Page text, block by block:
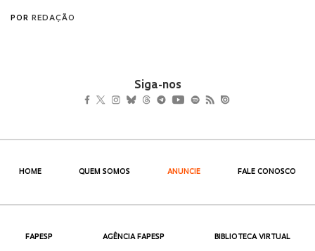
Siga-nos
HOME QUEM SOMOS ANUNCIE FALE CONOSCO
FAPESP AGÊNCIA FAPESP BIBLIOTECA VIRTUAL